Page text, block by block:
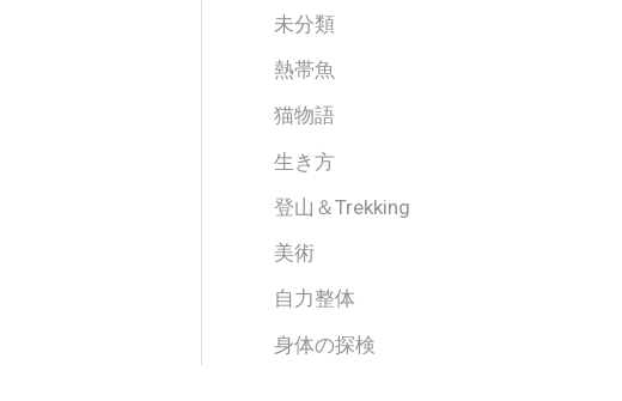
未分類
熱帯魚
猫物語
生き方
登山＆Trekking
美術
自力整体
身体の探検